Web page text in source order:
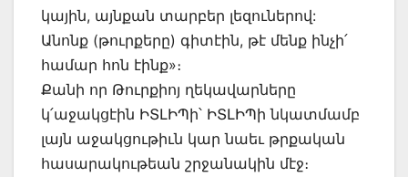
կային, այնքան տարբեր լեզուներով:
Անոնք (թուրքերը) գիտէին, թէ մենք ինչի՛
համար հոն էինք»։
Քանի որ Թուրքիոյ ղեկավարները
կ՛աջակցէին ԻՏԼԻՊի՝ ԻՏԼԻՊի նկատմամբ
լայն աջակցութիւն կար նաեւ թրքական
հասարակութեան շրջանակին մէջ։